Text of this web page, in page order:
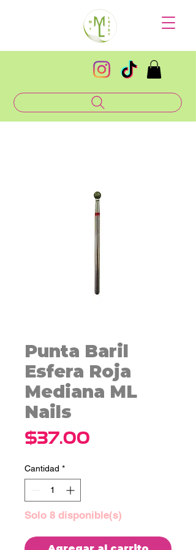
Punta Baril
Esfera Roja
Mediana ML
Nails
$37.00
Cantidad *
Solo 8 disponible(s)